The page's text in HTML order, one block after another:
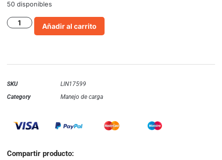
50 disponibles
Añadir al carrito
SKU
LIN17599
Category
Manejo de carga
Compartir producto: